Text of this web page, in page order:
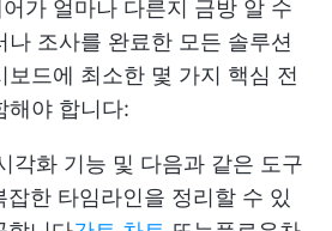
가 얼마나 다른지 금방 알 수
나 조사를 완료한 모든 솔루션
보드에 최소한 몇 가지 핵심 전
해야 합니다:
각화 기능 및 다음과 같은 도구
잡한 타임라인을 정리할 수 있